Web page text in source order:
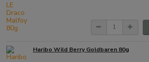
Haribo Wild Berry Goldbaren 80g